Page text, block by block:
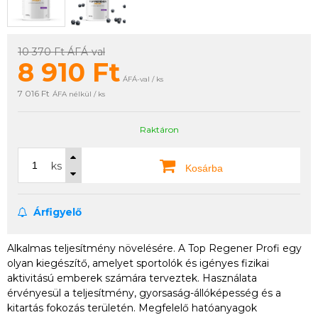
10 370 FtÁFÁ-val
8 910 Ft ÁFÁ-val / ks
7 016 Ft ÁFA nélkül / ks
Raktáron
ks Kosárba
Árfigyelő
Alkalmas teljesítmény növelésére. A Top Regener Profi egy
olyan kiegészítő, amelyet sportolók és igényes fizikai
aktivitású emberek számára terveztek. Használata
érvényesül a teljesítmény, gyorsaság-állóképesség és a
kitartás fokozás területén. Megfelelő hatóanyagok